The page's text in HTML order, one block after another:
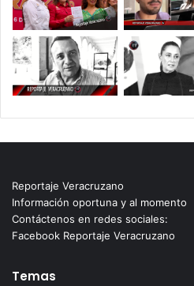
Reportaje Veracruzano
Información oportuna y al momento
Contáctenos en redes sociales:
Facebook Reportaje Veracruzano
Temas